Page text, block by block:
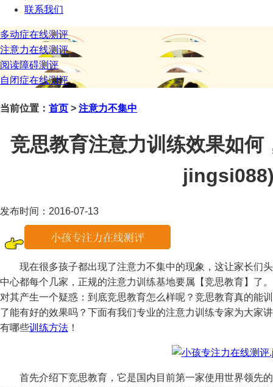
联系我们
多动症在线测评
注意力在线测评
阅读障碍测评
自闭症在线测评
当前位置： 首页 > 注意力不集中
竞思教育注意力训练效果如何
发布时间：2016-07-13
现在很多孩子都出现了注意力不集中的现象，这让家长们
中心都每个几家，正规的注意力训练基地要属【竞思教育】了
对其产生一个疑惑：到底竞思教育怎么样呢？竞思教育真的能
了能有好的效果吗？下面有我们专业的注意力训练专家为大家
有哪些训练方法 ！
首先介绍下竞思教育，它是国内目前第一家使用世界领先